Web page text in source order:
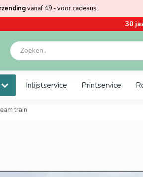
vanaf 49,- voor cadeaus
30
Inlijstservice Printservice
train